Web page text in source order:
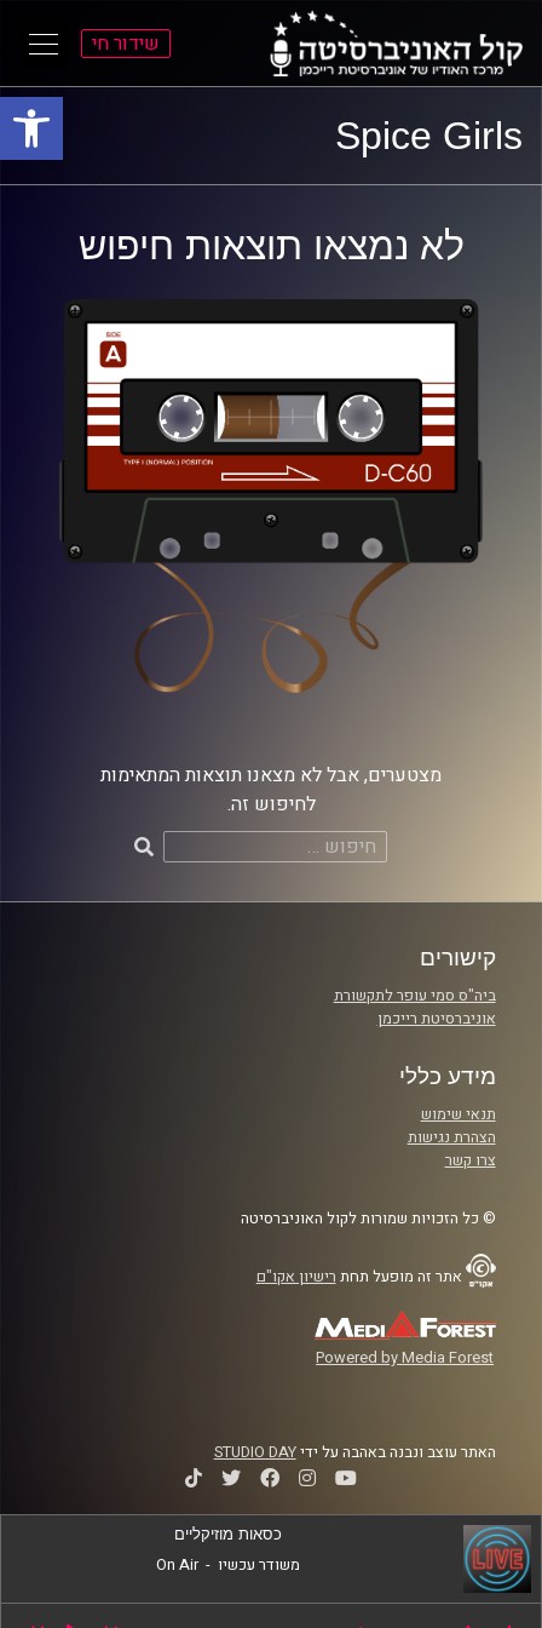
פתח
התפריט
הראשי
התוכן
הראשי
שידור חי
Spice Girls
לא נמצאו תוצאות חיפוש
מצטערים, אבל לא מצאנו תוצאות המתאימות
לחיפוש זה.
חיפוש:
קישורים
ביה"ס סמי עופר לתקשורת
אוניברסיטת רייכמן
מידע כללי
תנאי שימוש
הצהרת נגישות
צרו קשר
© כל הזכויות שמורות לקול האוניברסיטה
אתר זה מופעל תחת רישיון אקו"ם
Powered by Media Forest
האתר עוצב ונבנה באהבה על ידיSTUDIO DAY
כסאות מוזיקליים
משודר עכשיו -
On Air